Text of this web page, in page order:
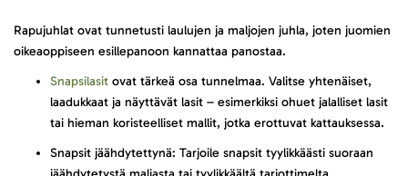
Rapujuhlat ovat tunnetusti laulujen ja maljojen juhla, joten juomien
oikeaoppiseen esillepanoon kannattaa panostaa.
Snapsilasit ovat tärkeä osa tunnelmaa. Valitse yhtenäiset,
laadukkaat ja näyttävät lasit – esimerkiksi ohuet jalalliset lasit
tai hieman koristeelliset mallit, jotka erottuvat kattauksessa.
Snapsit jäähdytettynä: Tarjoile snapsit tyylikkäästi suoraan